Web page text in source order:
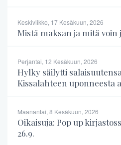
Keskiviikko, 17 Kesäkuun, 2026
Mistä maksan ja mitä
Perjantai, 12 Kesäkuun, 2026
Hylky säilytti
Kissalahteen uponneesta
Maanantai, 8 Kesäkuun, 2026
Oikaisuja: Pop up
26.9.